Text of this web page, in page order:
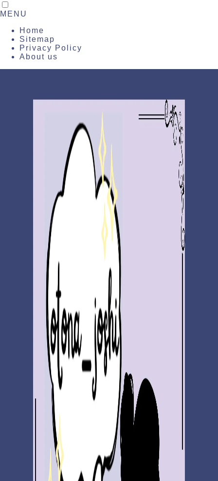
MENU
Home
Sitemap
Privacy Policy
About us